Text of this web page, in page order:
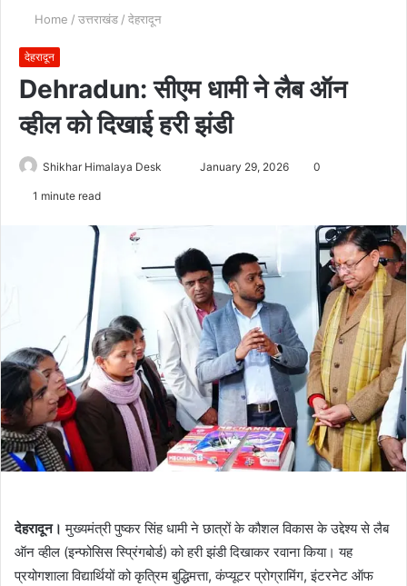
Home / उत्तराखंड / देहरादून
देहरादून
Dehradun: सीएम धामी ने लैब ऑन
व्हील को दिखाई हरी झंडी
Shikhar Himalaya Desk
SendJanuary 29, 2026 0
1 minute read
देहरादून। मुख्यमंत्री पुष्कर सिंह धामी ने छात्रों के कौशल विकास के उद्देश्य से लैब
ऑन व्हील (इन्फोसिस स्प्रिंगबोर्ड) को हरी झंडी दिखाकर रवाना किया। यह
प्रयोगशाला विद्यार्थियों को कृत्रिम बुद्धिमत्ता, कंप्यूटर प्रोग्रामिंग, इंटरनेट ऑफ